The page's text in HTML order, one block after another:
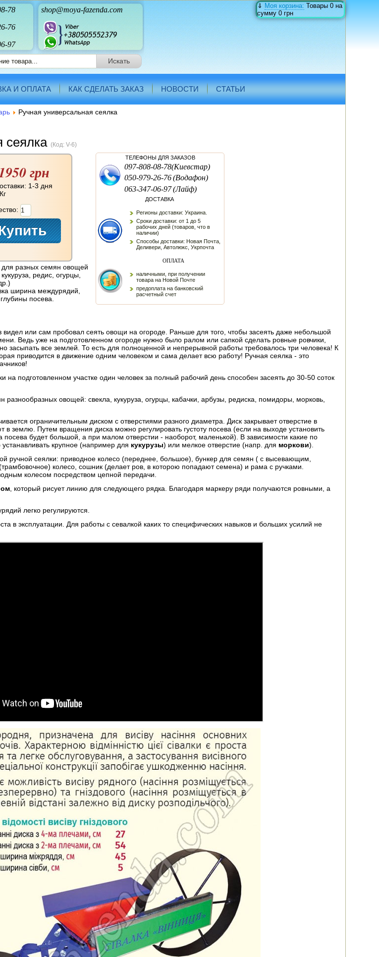
⇓Моя корзина:Товары0на
сумму0 грн
78 shop@moya-fazenda.com
76
97
И ОПЛАТА КАК СДЕЛАТЬ ЗАКАЗ НОВОСТИ СТАТЬИ
Ручная универсальная сеялка
сеялка(Код:V-6)
грн
1-3 дня
для разных семян овощей
редис, огурцы,
ширина междурядий,
посева.
ТЕЛЕФОНЫ ДЛЯ ЗАКАЗОВ
097-808-08-78(Киевстар)
050-979-26-76(Водафон)
063-347-06-97(Лайф)
ДОСТАВКА
Регионы доставки: Украина.
Сроки доставки: от 1 до 5
рабочих дней (товаров, что в
наличии)
Способы доставки: Новая Почта,
Деливери, Автолюкс, Укрпочта
ОПЛАТА
наличными, при получении
товара на Новой Почте
предоплата на банковский
расчетный счет
или сам пробовал сеять овощи на огороде. Раньше для того, чтобы засеять даже небольшой
Ведь уже на подготовленном огороде нужно было ралом или сапкой сделать ровные ровчики,
засыпать все землей. То есть для полноценной и непрерывной работы требовалось три человека! К
приводится в движение одним человеком и сама делает всю работу! Ручная сеялка - это
подготовленном участке один человек за полный рабочий день способен засеять до 30-50 соток
разнообразных овощей: свекла, кукуруза, огурцы, кабачки, арбузы, редиска, помидоры, морковь,
ограничительным диском с отверстиями разного диаметра. Диск закрывает отверстие в
в землю. Путем вращения диска можно регулировать густоту посева (если на выходе установить
посева будет большой, а при малом отверстии - наоборот, маленькой). В зависимости какие по
крупное (например для кукурузы) или мелкое отверстие (напр. для моркови).
ручной сеялки: приводное колесо (переднее, большое), бункер для семян ( с высевающим,
колесо, сошник (делает ров, в которою попадают семена) и рама с ручками.
колесом посредством цепной передачи.
, который рисует линию для следующего рядка. Благодаря маркеру ряди получаются ровными, а
легко регулируются.
в эксплуатации. Для работы с севалкой каких то специфических навыков и больших усилий не